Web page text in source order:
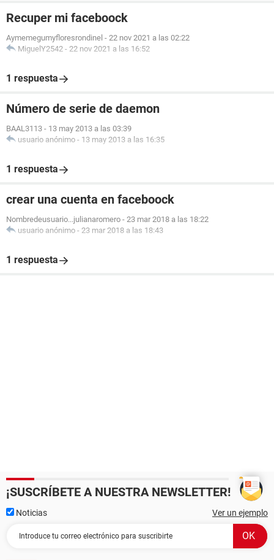
Recuper mi faceboock
Aymemegumyfloresrondinel - 22 nov 2021 a las 02:22
MiguelY2542 - 22 nov 2021 a las 16:52
1 respuesta
Número de serie de daemon
BAAL3113 - 13 may 2013 a las 03:39
usuario anónimo - 13 may 2013 a las 16:35
1 respuesta
crear una cuenta en faceboock
Nombredeusuario...julianaromero - 23 mar 2018 a las 18:22
usuario anónimo - 23 mar 2018 a las 18:43
1 respuesta
¡SUSCRÍBETE A NUESTRA NEWSLETTER!
Noticias Ver un ejemplo